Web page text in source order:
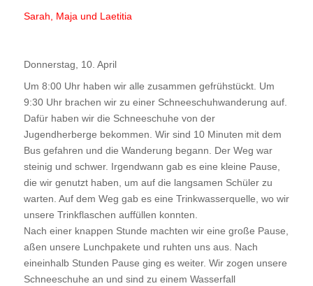
Sarah, Maja und Laetitia
Donnerstag, 10. April
Um 8:00 Uhr haben wir alle zusammen gefrühstückt. Um
9:30 Uhr brachen wir zu einer Schneeschuhwanderung auf.
Dafür haben wir die Schneeschuhe von der
Jugendherberge bekommen. Wir sind 10 Minuten mit dem
Bus gefahren und die Wanderung begann. Der Weg war
steinig und schwer. Irgendwann gab es eine kleine Pause,
die wir genutzt haben, um auf die langsamen Schüler zu
warten. Auf dem Weg gab es eine Trinkwasserquelle, wo wir
unsere Trinkflaschen auffüllen konnten.
Nach einer knappen Stunde machten wir eine große Pause,
aßen unsere Lunchpakete und ruhten uns aus. Nach
eineinhalb Stunden Pause ging es weiter. Wir zogen unsere
Schneeschuhe an und sind zu einem Wasserfall